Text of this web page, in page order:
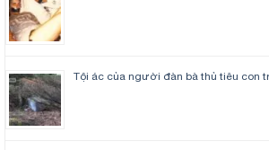
Tội ác của người đàn bà thủ tiêu con